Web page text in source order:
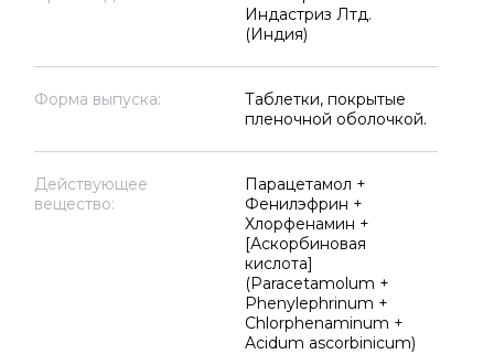
Индастриз Лтд.
(Индия)
Форма выпуска:
Таблетки, покрытые
пленочной оболочкой.
Действующее
вещество:
Парацетамол +
Фенилэфрин +
Хлорфенамин +
[Аскорбиновая
кислота]
(Paracetamolum +
Phenylephrinum +
Chlorphenaminum +
Acidum ascorbinicum)